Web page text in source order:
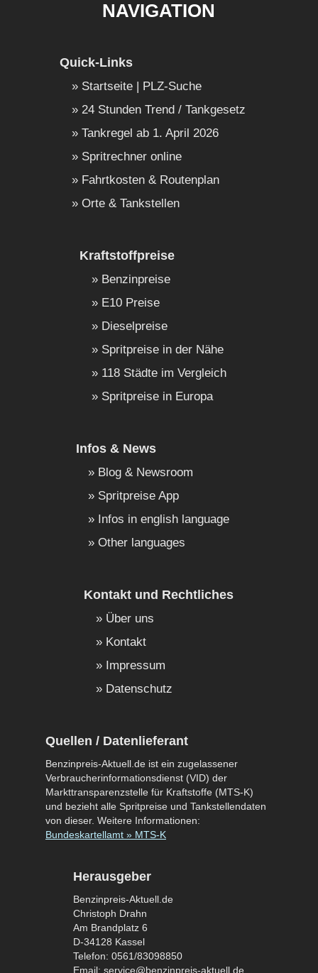
NAVIGATION
Quick-Links
Startseite | PLZ-Suche
24 Stunden Trend / Tankgesetz
Tankregel ab 1. April 2026
Spritrechner online
Fahrtkosten & Routenplan
Orte & Tankstellen
Kraftstoffpreise
Benzinpreise
E10 Preise
Dieselpreise
Spritpreise in der Nähe
118 Städte im Vergleich
Spritpreise in Europa
Infos & News
Blog & Newsroom
Spritpreise App
Infos in english language
Other languages
Kontakt und Rechtliches
Über uns
Kontakt
Impressum
Datenschutz
Quellen / Datenlieferant
Benzinpreis-Aktuell.de ist ein zugelassener
Verbraucherinformationsdienst (VID) der
Markttransparenzstelle für Kraftstoffe (MTS-K)
und bezieht alle Spritpreise und Tankstellendaten
von dieser. Weitere Informationen:
Bundeskartellamt » MTS-K
Herausgeber
Benzinpreis-Aktuell.de
Christoph Drahn
Am Brandplatz 6
D-34128 Kassel
Telefon: 0561/83098850
Email: service@benzinpreis-aktuell.de